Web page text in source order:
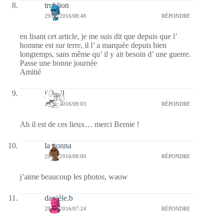
trublion
29/03/2016/08:48 RÉPONDRE
en lisant cet article, je me suis dit que depuis que l’
homme est sur terre, il l’ a marquée depuis bien
longtemps, sans même qu’ il y ait besoin d’ une guerre.
Passe une bonne journée
Amitié
jill bill
29/03/2016/08:03 RÉPONDRE
Ah il est de ces lieux… merci Bernie !
la nonna
29/03/2016/08:00 RÉPONDRE
j’aime beaucoup les photos, waow
danièle.b
29/03/2016/07:24 RÉPONDRE